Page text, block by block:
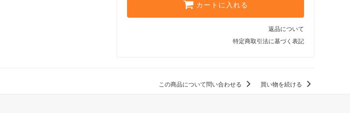
カートに入れる
返品について
特定商取引法に基づく表記
この商品について問い合わせる 買い物を続ける